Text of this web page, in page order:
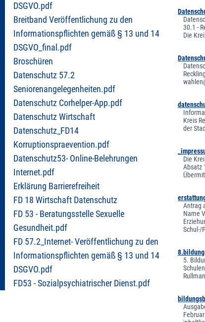
DSGVO.pdf
Breitband Veröffentlichung zu den
Informationspflichten gemäß § 13 und 14
DSGVO_final.pdf
Broschüren
Datenschutz 57.2
Seniorenangelegenheiten.pdf
Datenschutz Corhelper-App.pdf
Datenschutz Wirtschaft
Datenschutz_FD14
Korruptionspraevention.pdf
Datenschutz53- Online-Belehrungen
Internet.pdf
Erklärung Barrierefreiheit
FD 18 Wirtschaft Datenschutz
FD 53 - Beratungsstelle Sexuelle
Gesundheit.pdf
FD 57.2_Internet- Veröffentlichung zu den
Informationspflichten gemäß § 13 und 14
DSGVO.pdf
FD53 - Sozialpsychiatrischer Dienst.pdf
30.1 -
Die
Kreis
der
Die
Absatz
Antrag
Name
Schul-/
5.